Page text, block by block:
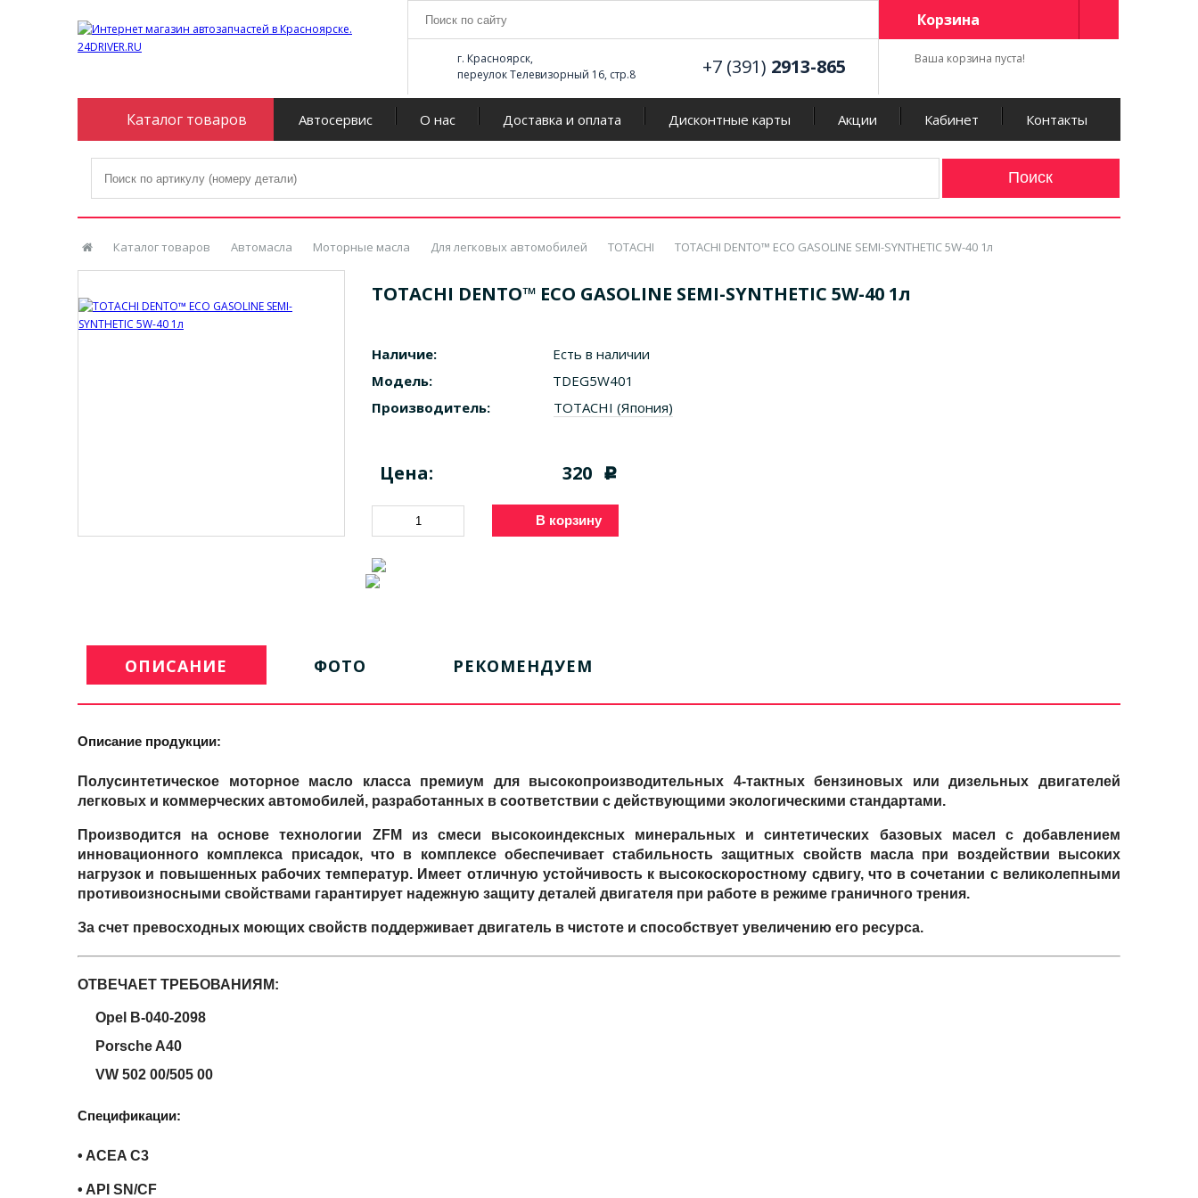
г. Красноярск,
переулок Телевизорный 16, стр.8
+7 (391) 2913-865
Корзина
Ваша корзина пуста!
Каталог товаров Автосервис О нас Доставка и оплата Дисконтные карты Акции Кабинет Контакты
Каталог товаров Автомасла Моторные масла Для легковых автомобилей TOTACHI TOTACHI DENTO™ ECO GASOLINE SEMI-SYNTHETIC 5W-40 1л
TOTACHI DENTO™ ECO GASOLINE SEMI-SYNTHETIC 5W-40 1л
Наличие:
Есть в наличии
Модель:
TDEG5W401
Производитель:
TOTACHI (Япония)
Цена: 320 c
В корзину
ОПИСАНИЕ ФОТО РЕКОМЕНДУЕМ
Описание продукции:
Полусинтетическое моторное масло класса премиум для высокопроизводительных 4-тактных бензиновых или дизельных двигателей
легковых и коммерческих автомобилей, разработанных в соответствии с действующими экологическими стандартами.
Производится на основе технологии ZFM из смеси высокоиндексных минеральных и синтетических базовых масел с добавлением
инновационного комплекса присадок, что в комплексе обеспечивает стабильность защитных свойств масла при воздействии высоких
нагрузок и повышенных рабочих температур. Имеет отличную устойчивость к высокоскоростному сдвигу, что в сочетании с великолепными
противоизносными свойствами гарантирует надежную защиту деталей двигателя при работе в режиме граничного трения.
За счет превосходных моющих свойств поддерживает двигатель в чистоте и способствует увеличению его ресурса.
ОТВЕЧАЕТ ТРЕБОВАНИЯМ:
Opel B-040-2098
Porsche A40
VW 502 00/505 00
Спецификации:
• ACEA C3
• API SN/CF